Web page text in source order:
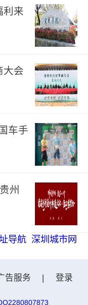
利来
大会
车手
州
导航 深圳城市网
告服务 登录